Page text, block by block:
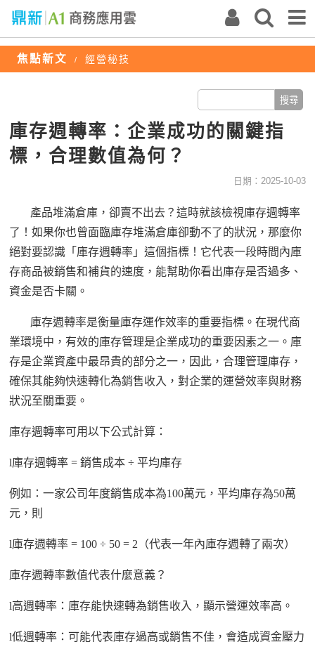
焦點新文 / 經營秘技
庫存週轉率：企業成功的關鍵指
標，合理數值為何？
日期：2025-10-03
產品堆滿倉庫，卻賣不出去？這時就該檢視庫存週轉率
了！如果你也曾面臨庫存堆滿倉庫卻動不了的狀況，那麼你
絕對要認識「庫存週轉率」這個指標！它代表一段時間內庫
存商品被銷售和補貨的速度，能幫助你看出庫存是否過多、
資金是否卡關。
庫存週轉率是衡量庫存運作效率的重要指標。在現代商
業環境中，有效的庫存管理是企業成功的重要因素之一。庫
存是企業資產中最昂貴的部分之一，因此，合理管理庫存，
確保其能夠快速轉化為銷售收入，對企業的運營效率與財務
狀況至關重要。
庫存週轉率可用以下公式計算：
l庫存週轉率 = 銷售成本 ÷ 平均庫存
例如：一家公司年度銷售成本為100萬元，平均庫存為50萬
元，則
l庫存週轉率 = 100 ÷ 50 = 2（代表一年內庫存週轉了兩次）
庫存週轉率數值代表什麼意義？
l高週轉率：庫存能快速轉為銷售收入，顯示營運效率高。
l低週轉率：可能代表庫存過高或銷售不佳，會造成資金壓力